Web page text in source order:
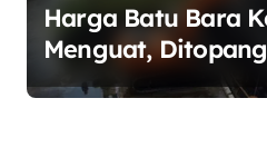
Harga Batu Bara
Menguat,
Harga Minyak dan